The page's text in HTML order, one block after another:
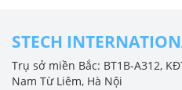
STECH
Trụ sở miền Bắc: BT1B-A312,
Nam Từ Liêm, Hà Nội